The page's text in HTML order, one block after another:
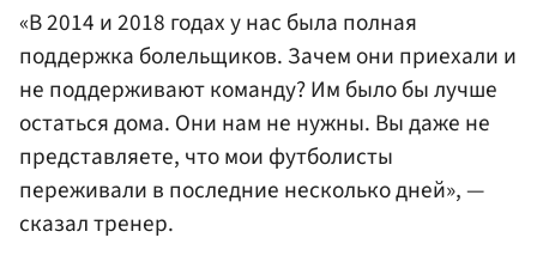
«В 2014 и 2018 годах у нас была полная
поддержка болельщиков. Зачем они приехали и
не поддерживают команду? Им было бы лучше
остаться дома. Они нам не нужны. Вы даже не
представляете, что мои футболисты
переживали в последние несколько дней», —
сказал тренер.